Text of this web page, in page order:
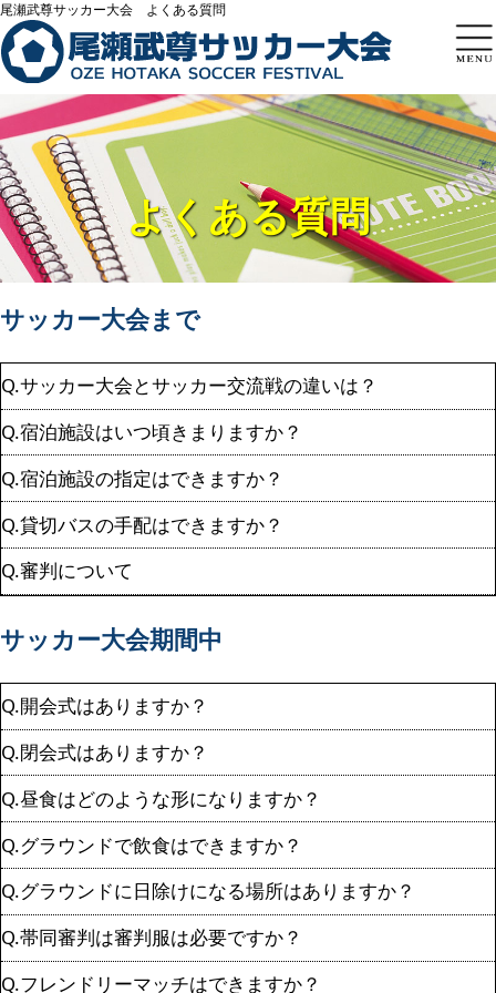
尾瀬武尊サッカー大会 よくある質問
トップページ
尾瀬武尊
大会結果
申込方法
よくある質問
よくある質問
サッカー大会まで
Q.サッカー大会とサッカー交流戦の違いは？
Q.宿泊施設はいつ頃きまりますか？
Q.宿泊施設の指定はできますか？
Q.貸切バスの手配はできますか？
Q.審判について
サッカー大会期間中
Q.開会式はありますか？
Q.閉会式はありますか？
Q.昼食はどのような形になりますか？
Q.グラウンドで飲食はできますか？
Q.グラウンドに日除けになる場所はありますか？
Q.帯同審判は審判服は必要ですか？
Q.フレンドリーマッチはできますか？